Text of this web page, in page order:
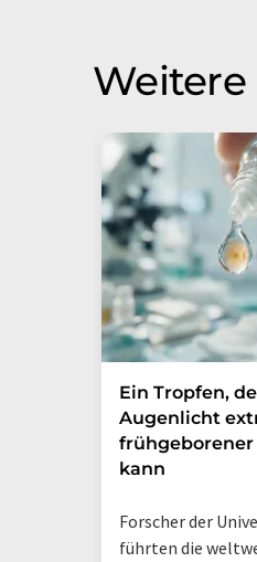
Weitere
Ein Tropfen,
Augenlicht
frühgeborener
kann
Forscher der
führten die